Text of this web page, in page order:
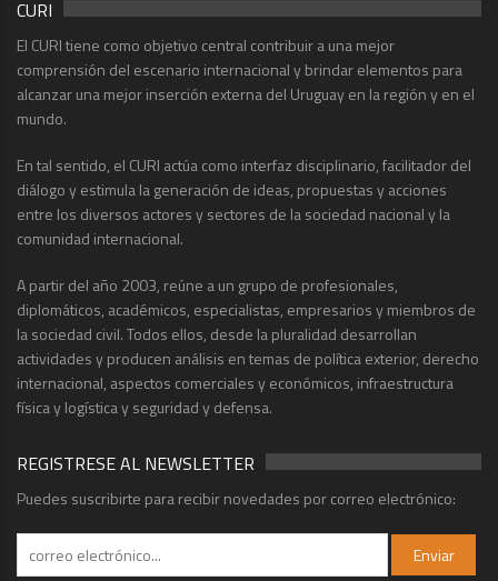
CURI
El CURI tiene como objetivo central contribuir a una mejor
comprensión del escenario internacional y brindar elementos para
alcanzar una mejor inserción externa del Uruguay en la región y en el
mundo.
En tal sentido, el CURI actúa como interfaz disciplinario, facilitador del
diálogo y estimula la generación de ideas, propuestas y acciones
entre los diversos actores y sectores de la sociedad nacional y la
comunidad internacional.
A partir del año 2003, reúne a un grupo de profesionales,
diplomáticos, académicos, especialistas, empresarios y miembros de
la sociedad civil. Todos ellos, desde la pluralidad desarrollan
actividades y producen análisis en temas de política exterior, derecho
internacional, aspectos comerciales y económicos, infraestructura
física y logística y seguridad y defensa.
REGISTRESE AL NEWSLETTER
Puedes suscribirte para recibir novedades por correo electrónico: